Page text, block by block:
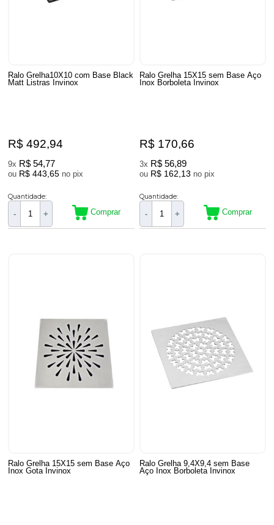
Ralo Grelha10X10 com Base Black
Matt Listras Invinox
R$ 492,94
9x R$ 54,77
ou R$ 443,65 no pix
Quantidade:
- + Comprar
Ralo Grelha 15X15 sem Base Aço
Inox Borboleta Invinox
R$ 170,66
3x R$ 56,89
ou R$ 162,13 no pix
Quantidade:
- + Comprar
Ralo Grelha 15X15 sem Base Aço
Inox Gota Invinox
Ralo Grelha 9,4X9,4 sem Base
Aço Inox Borboleta Invinox